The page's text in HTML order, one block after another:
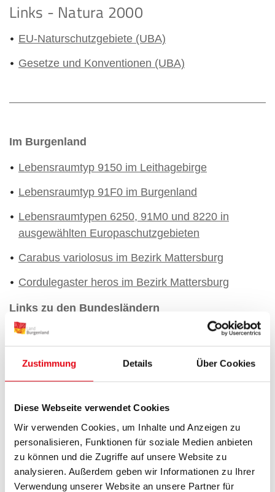
Zustimmung Details Über Cookies
Diese Webseite verwendet Cookies
Wir verwenden Cookies, um Inhalte und Anzeigen zu
personalisieren, Funktionen für soziale Medien anbieten
zu können und die Zugriffe auf unsere Website zu
analysieren. Außerdem geben wir Informationen zu Ihrer
Verwendung unserer Website an unsere Partner für
Links - Natura 2000
EU-Naturschutzgebiete (UBA)
Gesetze und Konventionen (UBA)
Im Burgenland
Lebensraumtyp 9150 im Leithagebirge
Lebensraumtyp 91F0 im Burgenland
Lebensraumtypen 6250, 91M0 und 8220 in
ausgewählten Europaschutzgebieten
Carabus variolosus im Bezirk Mattersburg
Cordulegaster heros im Bezirk Mattersburg
Links zu den Bundesländern
Natura 2000 - Niederösterreich
Natura 2000 - Steiermark
Natura 2000 - Wien
Natura 2000 - Oberösterreich
Natura 2000 - Tirol
Natura 2000 - Vorarlberg
Natura 2000 - Kärnten